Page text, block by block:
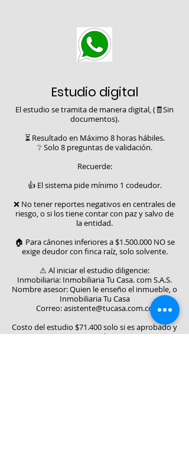
Estudio digital
El estudio se tramita de manera digital, (🧾Sin
documentos).
⏳ Resultado en Máximo 8 horas hábiles.
❔ Solo 8 preguntas de validación.
Recuerde:
👍 El sistema pide mínimo 1 codeudor.
❌ No tener reportes negativos en centrales de
riesgo, o si los tiene contar con paz y salvo de
la entidad.
🏠 Para cánones inferiores a $1.500.000 NO se
exige deudor con finca raíz, solo solvente.
⚠ Al iniciar el estudio diligencie:
Inmobiliaria: Inmobiliaria Tu Casa. com S.A.S.
Nombre asesor: Quien le enseño el inmueble, o
Inmobiliaria Tu Casa
Correo:asistente@tucasa.com.co
Costo del estudio $71.400 solo si es aprobado y
continua con el proceso.